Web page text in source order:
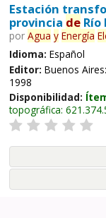
Estación
provincia deRío
por Agua y Energía
Idioma: Español
Editor: Buenos Aires:
1998
Disponibilidad:
topográfica: